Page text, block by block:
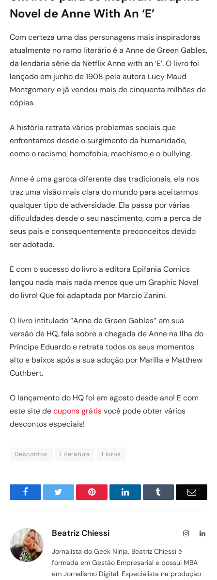
Novel de Anne With An ‘E’
Com certeza uma das personagens mais inspiradoras
atualmente no ramo literário é a Anne de Green Gables,
da lendária série da Netflix Anne with an ‘E’. O livro foi
lançado em junho de 1908 pela autora Lucy Maud
Montgomery e já vendeu mais de cinquenta milhões de
cópias.
A história retrata vários problemas sociais que
enfrentamos desde o surgimento da humanidade,
como o racismo, homofobia, machismo e o bullying.
Anne é uma garota diferente das tradicionais, ela nos
traz uma visão mais clara do mundo para aceitarmos
qualquer tipo de adversidade. Ela passa por várias
dificuldades desde o seu nascimento, com a perca de
seus pais e consequentemente preconceitos devido
ser adotada.
E com o sucesso do livro a editora Epifania Comics
lançou nada mais nada menos que um Graphic Novel
do livro! Que foi adaptada por Marcio Zanini.
O livro intitulado “Anne de Green Gables” em sua
versão de HQ, fala sobre a chegada de Anne na Ilha do
Príncipe Eduardo e retrata todos os seus momentos
alto e baixos após a sua adoção por Marilla e Matthew
Cuthbert.
O lançamento do HQ foi em agosto desde ano! E com
este site decupons grátisvocê pode obter vários
descontos especiais!
Descontos Literatura Livros
Facebook Pinterest LinkedIn Email
Beatriz Chiessi Instagram
Jornalista do Geek Ninja, Beatriz Chiessi é
formada em Gestão Empresarial e possui MBA
em Jornalismo Digital. Especialista na produção